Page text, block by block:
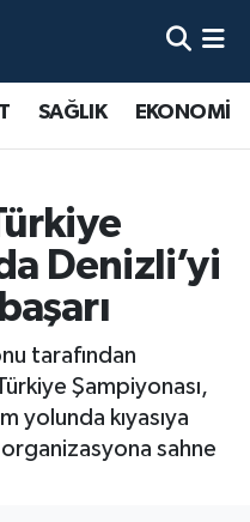
SAĞLIK EKONOMİ
Denizli’yi
tarafından
Şampiyonası,
yolunda kıyasıya
sahne
ve Fikstür